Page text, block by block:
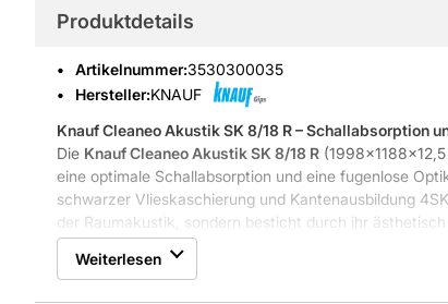
Produktdetails
Artikelnummer:3530300035
Hersteller:KNAUF
Knauf Cleaneo Akustik SK 8/18 R – Schallabsorption
Die Knauf Cleaneo Akustik SK 8/18 R
eine optimale Schallabsorption und eine fugenlose
schwarzer Vlieskaschierung und Kantenausbildung
der Raumakustik, sondern besticht durch ihr
Lochung. Die Verlegung erfolgt mit einer ca. 3 mm
nahtlose Oberfläche zu gewährleisten.
Weiterlesen